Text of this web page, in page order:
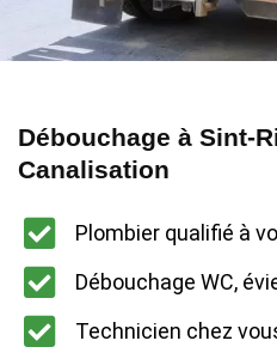
Débouchage à Sint-
Canalisation
Plombier qualifié à
Débouchage WC,
Technicien chez